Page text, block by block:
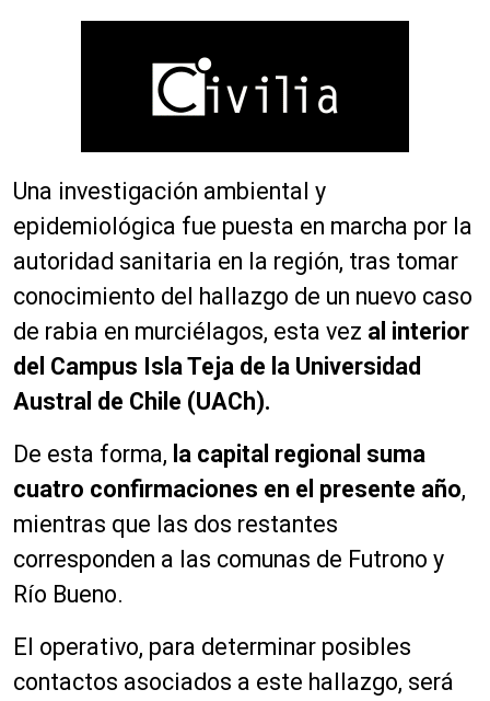
Una investigación ambiental y
epidemiológica fue puesta en marcha por la
autoridad sanitaria en la región, tras tomar
conocimiento del hallazgo de un nuevo caso
de rabia en murciélagos, esta vez al interior
del Campus Isla Teja de la Universidad
Austral de Chile (UACh).
De esta forma, la capital regional suma
cuatro confirmaciones en el presente año,
mientras que las dos restantes
corresponden a las comunas de Futrono y
Río Bueno.
El operativo, para determinar posibles
contactos asociados a este hallazgo, será